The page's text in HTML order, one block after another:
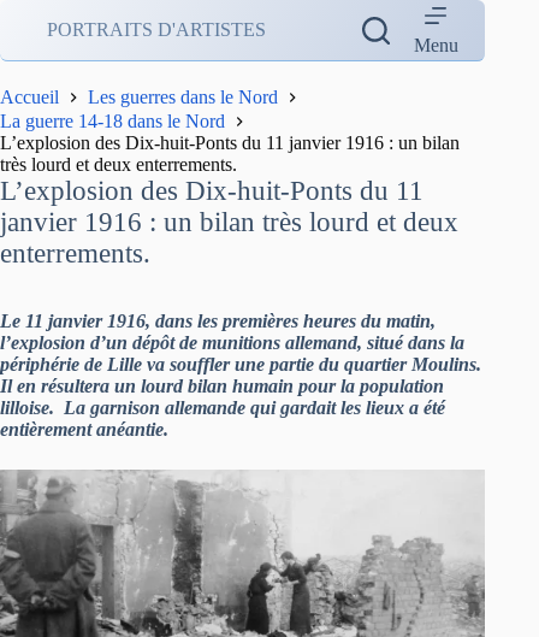
contenu
PORTRAITS D'ARTISTES
Menu
Accueil
Les guerres dans le Nord
La guerre 14-18 dans le Nord
L’explosion des Dix-huit-Ponts du 11 janvier 1916 : un bilan
très lourd et deux enterrements.
L’explosion des Dix-huit-Ponts du 11
janvier 1916 : un bilan très lourd et deux
enterrements.
Le 11 janvier 1916, dans les premières heures du matin,
l’explosion d’un dépôt de munitions allemand, situé dans la
périphérie de Lille va souffler une partie du quartier Moulins.
Il en résultera un lourd bilan humain pour la population
lilloise. La garnison allemande qui gardait les lieux a été
entièrement anéantie.